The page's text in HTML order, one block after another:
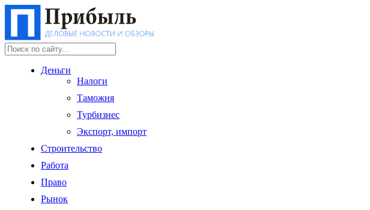
Деньги
Налоги
Таможня
Турбизнес
Экспорт, импорт
Строительство
Работа
Право
Рынок